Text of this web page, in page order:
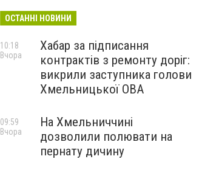
ОСТАННІ НОВИНИ
Хабар за підписання
контрактів з ремонту доріг:
викрили заступника голови
Хмельницької ОВА
10:18
Вчора
На Хмельниччині
дозволили полювати на
пернату дичину
09:59
Вчора